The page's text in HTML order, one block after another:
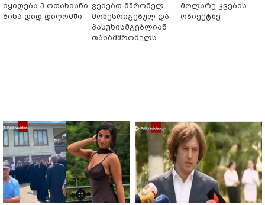
იყიდება 3 ოთახიანი
ბინა დიდ დიღომში
ვეძებთ მშრომელ.
მოწესრიგებულ და
პასუხისმგებლიან
თანამშრომელს.
მოლარე კვების
ობიექტზე